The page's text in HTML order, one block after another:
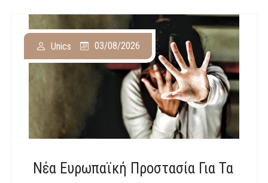
Νέα Ευρωπαϊκή Προστασία Για Τα
Unics 03/08/2026